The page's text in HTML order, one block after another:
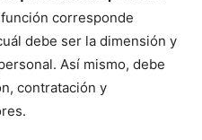
corresponde
debe ser la dimensión y
Así mismo, debe
contratación y